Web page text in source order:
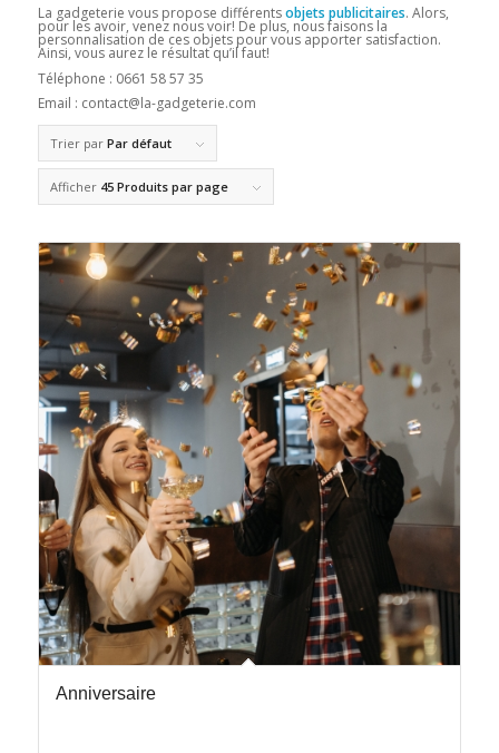
La gadgeterie vous propose différentsobjets publicitaires. Alors,
pour les avoir, venez nous voir! De plus, nous faisons la
personnalisation de ces objets pour vous apporter satisfaction.
Ainsi, vous aurez le résultat qu’il faut!
Téléphone : 0661 58 57 35
Email : contact@la-gadgeterie.com
Trier par Par défaut
Afficher 45 Produits par page
Anniversaire